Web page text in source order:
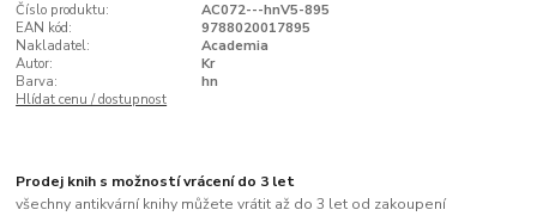
Číslo produktu:
AC072---hnV5-895
EAN kód:
9788020017895
Nakladatel:
Academia
Autor:
Kr
Barva:
hn
Hlídat cenu / dostupnost
Prodej knih s možností vrácení do 3 let
všechny antikvární knihy můžete vrátit až do 3 let od zakoupení